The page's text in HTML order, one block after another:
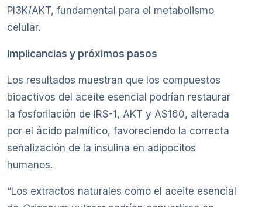
PI3K/AKT, fundamental para el metabolismo
celular.
Implicancias y próximos pasos
Los resultados muestran que los compuestos
bioactivos del aceite esencial podrían restaurar
la fosforilación de IRS-1, AKT y AS160, alterada
por el ácido palmítico, favoreciendo la correcta
señalización de la insulina en adipocitos
humanos.
“Los extractos naturales como el aceite esencial